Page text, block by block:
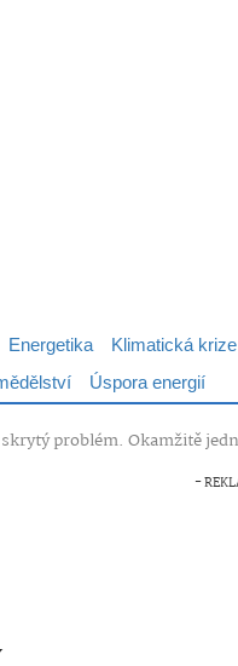
Energetika Klimatická krize
Úspora energií
problém. Okamžitě